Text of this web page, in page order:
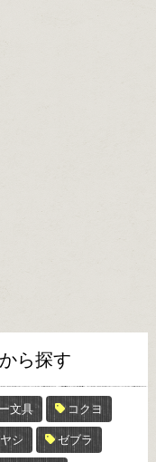
ら探す
文具 コクヨ
シ ゼブラ